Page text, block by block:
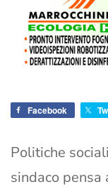
Facebook
Politiche
sindaco